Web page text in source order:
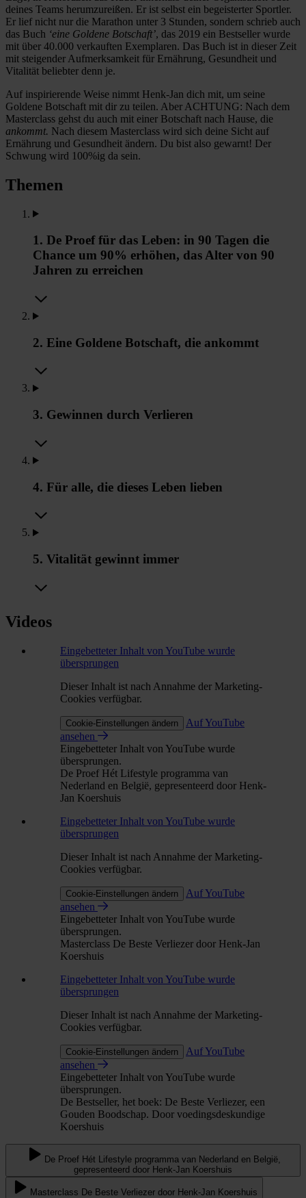
deines Teams herumzureißen. Er ist selbst ein begeisterter Sportler.
Er lief nicht nur die Marathon unter 3 Stunden, sondern schrieb auch
das Buch ‘eine Goldene Botschaft’, das 2019 ein Bestseller wurde
mit über 40.000 verkauften Exemplaren. Das Buch ist in dieser Zeit
mit steigender Aufmerksamkeit für Ernährung, Gesundheit und
Vitalität beliebter denn je.
Auf inspirierende Weise nimmt Henk-Jan dich mit, um seine
Goldene Botschaft mit dir zu teilen. Aber ACHTUNG: Nach dem
Masterclass gehst du auch mit einer Botschaft nach Hause, die
ankommt. Nach diesem Masterclass wird sich deine Sicht auf
Ernährung und Gesundheit ändern. Du bist also gewarnt! Der
Schwung wird 100%ig da sein.
Themen
1. De Proef für das Leben: in 90 Tagen die
Chance um 90% erhöhen, das Alter von 90
Jahren zu erreichen
2. Eine Goldene Botschaft, die ankommt
3. Gewinnen durch Verlieren
4. Für alle, die dieses Leben lieben
5. Vitalität gewinnt immer
Videos
Eingebetteter Inhalt von YouTube wurde
übersprungen
Dieser Inhalt ist nach Annahme der Marketing-
Cookies verfügbar.
Cookie-Einstellungen ändern
Auf YouTube
ansehen
Eingebetteter Inhalt von YouTube wurde
übersprungen.
De Proef Hét Lifestyle programma van
Nederland en België, gepresenteerd door Henk-
Jan Koershuis
Eingebetteter Inhalt von YouTube wurde
übersprungen
Dieser Inhalt ist nach Annahme der Marketing-
Cookies verfügbar.
Cookie-Einstellungen ändern
Auf YouTube
ansehen
Eingebetteter Inhalt von YouTube wurde
übersprungen.
Masterclass De Beste Verliezer door Henk-Jan
Koershuis
Eingebetteter Inhalt von YouTube wurde
übersprungen
Dieser Inhalt ist nach Annahme der Marketing-
Cookies verfügbar.
Cookie-Einstellungen ändern
Auf YouTube
ansehen
Eingebetteter Inhalt von YouTube wurde
übersprungen.
De Bestseller, het boek: De Beste Verliezer, een
Gouden Boodschap. Door voedingsdeskundige
Koershuis
De Proef Hét Lifestyle programma van Nederland en België,
gepresenteerd door Henk-Jan Koershuis
Masterclass De Beste Verliezer door Henk-Jan Koershuis